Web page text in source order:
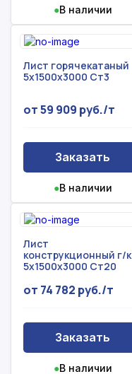
●В наличии
Лист горячекатаный
5х1500х3000 Ст3
от 59 909 руб./т
Заказать
●В наличии
Лист
конструкционный г/к
5х1500х3000 Ст20
от 74 782 руб./т
Заказать
●В наличии